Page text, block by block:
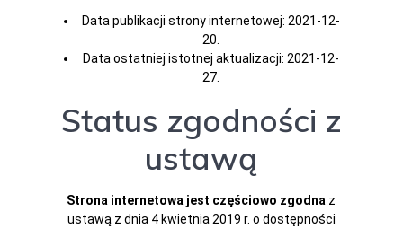
Data publikacji strony internetowej: 2021-12-
20
Data ostatniej istotnej aktualizacji: 2021-12-
27.
Status zgodności z
ustawą
Strona internetowa jest częściowo zgodna z
ustawą z dnia 4 kwietnia 2019 r. o dostępności